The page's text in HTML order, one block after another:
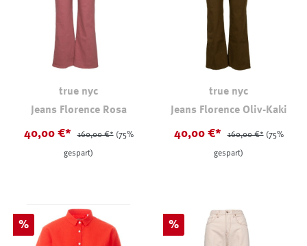
true nyc
Jeans Florence Rosa
40,00 €* 160,00 €* (75%
gespart)
true nyc
Jeans Florence Oliv-Kaki
40,00 €* 160,00 €* (75%
gespart)
Rabatt
% Rabatt
%